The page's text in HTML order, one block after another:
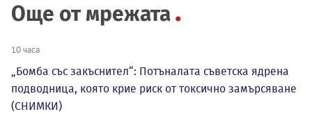
Още от мрежата
10 часа
„Бомба със закъснител“: Потъналата съветска ядрена
подводница, която крие риск от токсично замърсяване
(СНИМКИ)